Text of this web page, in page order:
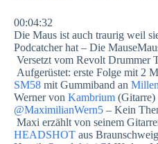
00:04:32
Die Maus ist auch traurig weil
Podcatcher hat – Die
Versetzt vom Revolt Drummer
Aufgerüstet: erste Folge mit 2
SM58 mit Gummiband an
Werner von Kambrium
@MaximilianWern5 – Kein
Maxi erzählt von seinem
HEADSHOT aus